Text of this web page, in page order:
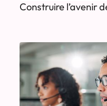
Construire l’avenir